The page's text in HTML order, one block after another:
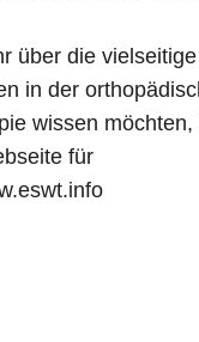
über die
in der
wissen möchten,
für